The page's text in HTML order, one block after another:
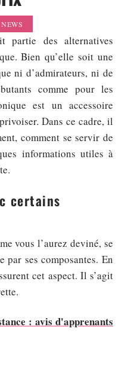
NEWS
partie des alternatives
Bien qu’elle soit une
ni d’admirateurs, ni de
comme pour les
est un accessoire
Dans ce cadre, il
comment se servir de
informations utiles à
certains
vous l’aurez deviné, se
ses composantes. En
cet aspect. Il s’agit
: avis d'apprenants